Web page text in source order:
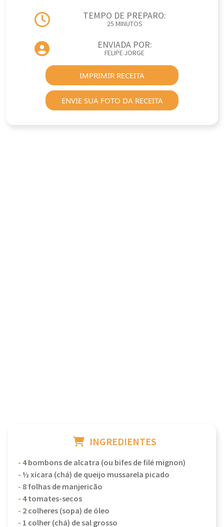
TEMPO DE PREPARO:
25 MINUTOS
ENVIADA POR:
FELIPE JORGE
IMPRIMIR RECEITA
ENVIE SUA FOTO DA RECEITA
INGREDIENTES
- 4 bombons de alcatra (ou bifes de filé mignon)
-½ xícara (chá) de queijo mussarela picado
- 8 folhas de manjericão
- 4 tomates-secos
- 2 colheres (sopa) de óleo
- 1 colher (chá) de sal grosso